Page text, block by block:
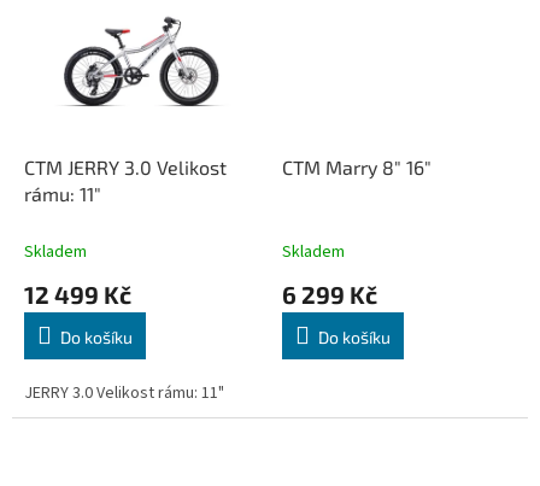
CTM JERRY 3.0 Velikost
rámu: 11"
Skladem
12 499 Kč
Do košíku
JERRY 3.0 Velikost rámu: 11"
CTM Marry 8" 16"
Skladem
6 299 Kč
Do košíku